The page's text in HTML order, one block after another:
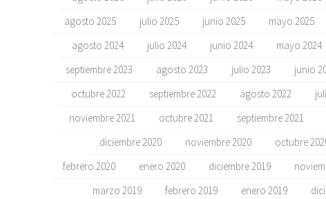
agosto 2025
julio 2025 junio 2025 mayo 2025
agosto 2024
julio 2024 junio 2024 mayo 2024
septiembre 2023
agosto 2023 julio 2023 junio
octubre 2022
septiembre 2022 agosto 2022
noviembre 2021
octubre 2021 septiembre 2021
diciembre 2020
noviembre 2020 octubre
febrero 2020
enero 2020 diciembre 2019
marzo 2019
febrero 2019 enero 2019